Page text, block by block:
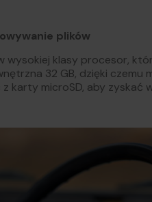
plików
wysokiej klasy procesor,
32 GB, dzięki czemu
karty microSD, aby zyskać